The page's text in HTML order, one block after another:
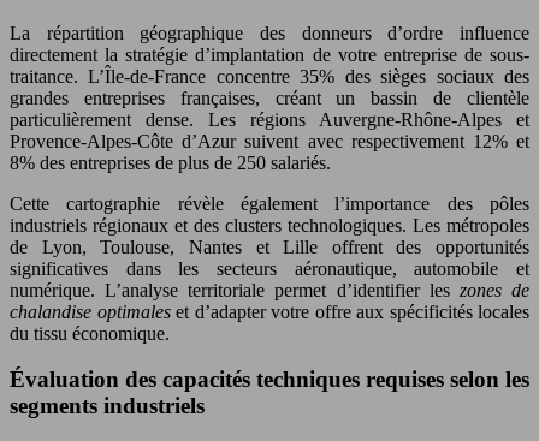
La répartition géographique des donneurs d’ordre influence
directement la stratégie d’implantation de votre entreprise de sous-
traitance. L’Île-de-France concentre 35% des sièges sociaux des
grandes entreprises françaises, créant un bassin de clientèle
particulièrement dense. Les régions Auvergne-Rhône-Alpes et
Provence-Alpes-Côte d’Azur suivent avec respectivement 12% et
8% des entreprises de plus de 250 salariés.
Cette cartographie révèle également l’importance des pôles
industriels régionaux et des clusters technologiques. Les métropoles
de Lyon, Toulouse, Nantes et Lille offrent des opportunités
significatives dans les secteurs aéronautique, automobile et
numérique. L’analyse territoriale permet d’identifier les zones de
chalandise optimales et d’adapter votre offre aux spécificités locales
du tissu économique.
Évaluation des capacités techniques requises selon les
segments industriels